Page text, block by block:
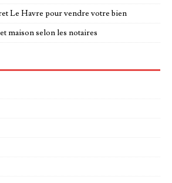
Le Havre pour vendre votre bien
maison selon les notaires